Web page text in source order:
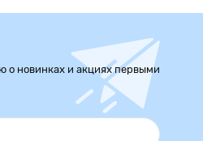
о новинках и акциях первыми